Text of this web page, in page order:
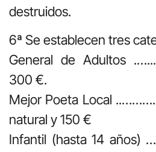
destruidos.
6ª Se establecen tres
General de Adultos
300 €.
Mejor Poeta Local
natural y 150 €
Infantil (hasta 14 años)